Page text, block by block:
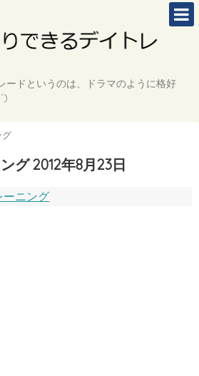
ードというのは、ドラマのように格好
グ
グ 2012年8月23日
ーニング